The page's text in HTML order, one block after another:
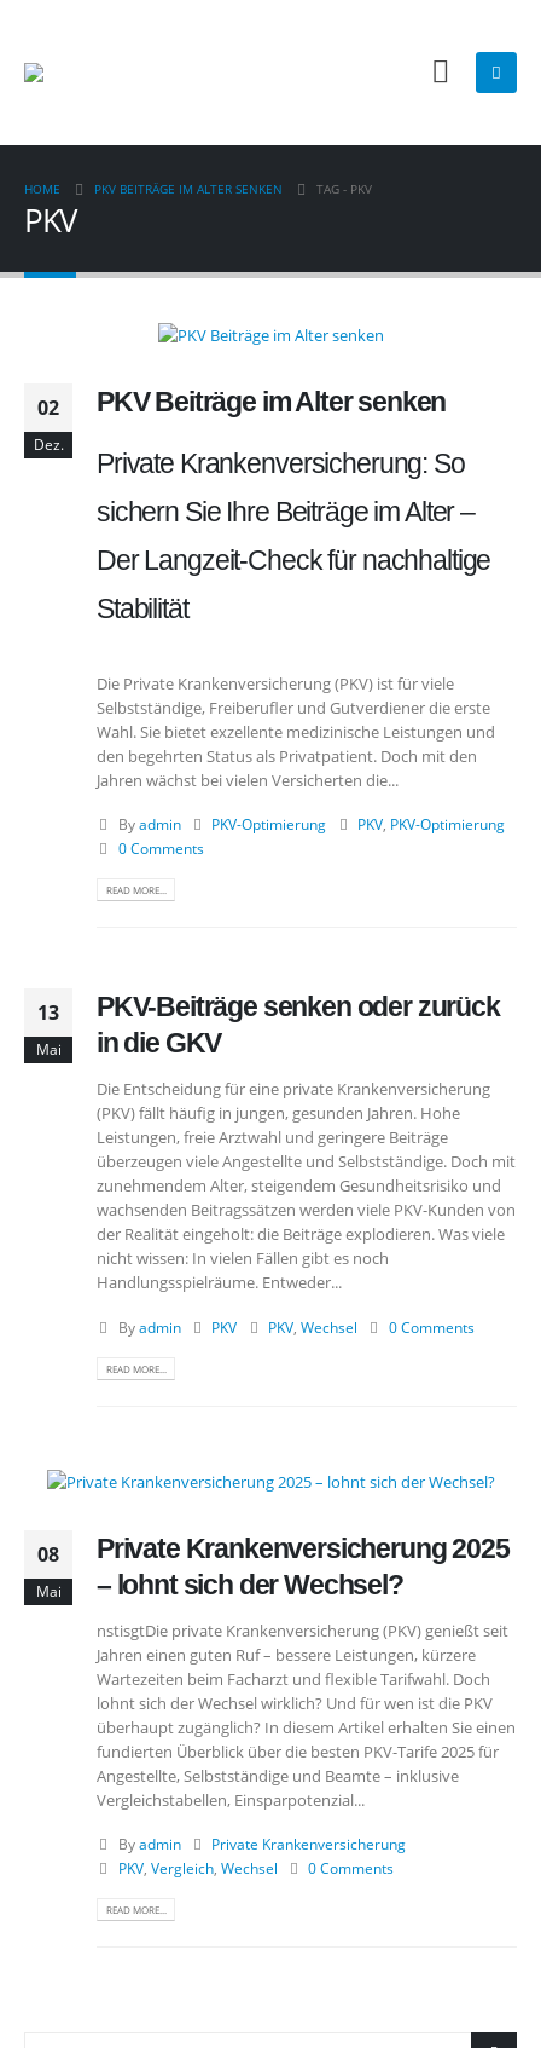
HOME PKV BEITRÄGE IM ALTER SENKEN TAG - PKV
PKV
02
Dez.
PKV Beiträge im Alter senken
Private Krankenversicherung: So
sichern Sie Ihre Beiträge im Alter –
Der Langzeit-Check für nachhaltige
Stabilität
Die Private Krankenversicherung (PKV) ist für viele
Selbstständige, Freiberufler und Gutverdiener die erste
Wahl. Sie bietet exzellente medizinische Leistungen und
den begehrten Status als Privatpatient. Doch mit den
Jahren wächst bei vielen Versicherten die...
Byadmin PKV-Optimierung PKV PKV-Optimierung
0 Comments
READ MORE...
13
Mai
PKV-Beiträge senken oder zurück
in die GKV
Die Entscheidung für eine private Krankenversicherung
(PKV) fällt häufig in jungen, gesunden Jahren. Hohe
Leistungen, freie Arztwahl und geringere Beiträge
überzeugen viele Angestellte und Selbstständige. Doch mit
zunehmendem Alter, steigendem Gesundheitsrisiko und
wachsenden Beitragssätzen werden viele PKV-Kunden von
der Realität eingeholt: die Beiträge explodieren. Was viele
nicht wissen: In vielen Fällen gibt es noch
Handlungsspielräume. Entweder...
Byadmin PKV PKV ,Wechsel 0 Comments
READ MORE...
08
Mai
Private Krankenversicherung 2025
– lohnt sich der Wechsel?
nstisgtDie private Krankenversicherung (PKV) genießt seit
Jahren einen guten Ruf – bessere Leistungen, kürzere
Wartezeiten beim Facharzt und flexible Tarifwahl. Doch
lohnt sich der Wechsel wirklich? Und für wen ist die PKV
überhaupt zugänglich? In diesem Artikel erhalten Sie einen
fundierten Überblick über die besten PKV-Tarife 2025 für
Angestellte, Selbstständige und Beamte – inklusive
Vergleichstabellen, Einsparpotenzial...
Byadmin
Private Krankenversicherung
PKV, Vergleich, Wechsel 0 Comments
READ MORE...